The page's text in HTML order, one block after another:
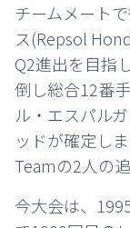
チームメート
ス(Repsol
Q2進出を目指
倒し総合12番
ル・エスパル
ッドが確定し
Teamの2人の
今大会は、